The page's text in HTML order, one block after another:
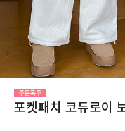
포켓패치 코듀로이